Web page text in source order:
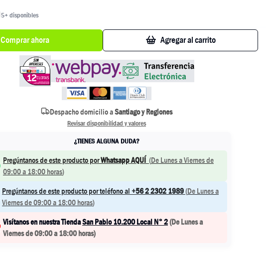
5+ disponibles
Comprar ahora Agregar al carrito
Despacho domicilio aSantiago y Regiones
Revisar disponibilidad y valores
¿TIENES ALGUNA DUDA?
Pregúntanos de este producto porWhatsapp AQUÍ (De Lunes a Viernes de
09:00 a 18:00 horas)
Pregúntanos de este producto por teléfono al+56 2 2302 1989(De Lunes a
Viernes de 09:00 a 18:00 horas)
Visítanos en nuestra TiendaSan Pablo 10.200 Local N° 2(De Lunes a
Viernes de 09:00 a 18:00 horas)